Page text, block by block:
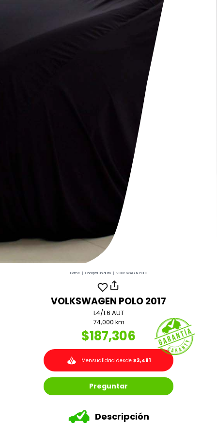
Home | Compra un auto | VOLKSWAGEN POLO
VOLKSWAGEN POLO 2017
L4/1.6 AUT
74,000 km
$187,306
Mensualidad desde $3,481
Preguntar
Descripción